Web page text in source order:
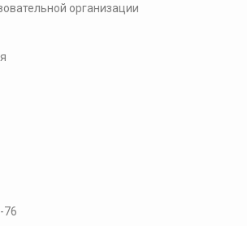
организации
76